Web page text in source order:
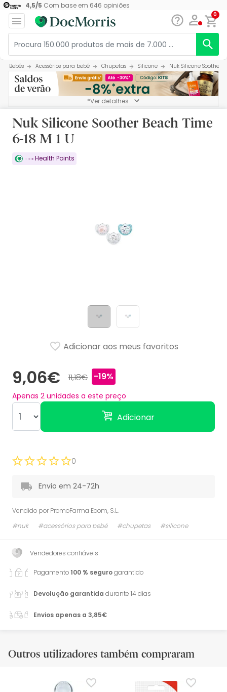
4,5/5 Com base em 646 opiniões
0
Bebés Acessórios para bebé Chupetas Silicone Nuk Silicone Soother
*Ver detalhes
Nuk Silicone Soother Beach Time
6-18 M 1 U
Health Points
9,06€ 11,18€ -19%
Apenas 2 unidades a este preço
Adicionar
Adicionar aos meus favoritos
0
Envio em 24-72h
Vendido por PromoFarma Ecom, S.L.
#nuk
#acessórios para bebé #chupetas #silicone
Vendedores confiáveis
Pagamento100 % segurogarantido
Devolução garantida durante 14 dias
Envios apenas a 3,85€
Outros utilizadores também compraram